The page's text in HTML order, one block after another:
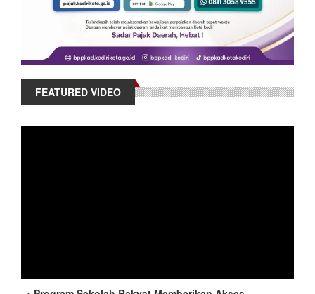
FEATURED VIDEO